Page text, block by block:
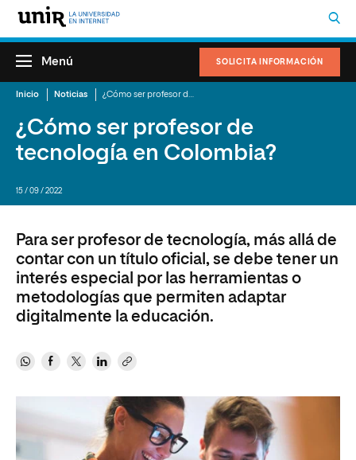
SOLICITA INFORMACIÓN
Menú
Inicio Noticias
¿Cómo ser profesor de
tecnología en Colombia?
15 / 09 / 2022
Para ser profesor de tecnología, más allá de
contar con un título oficial, se debe tener un
interés especial por las herramientas o
metodologías que permiten adaptar
digitalmente la educación.